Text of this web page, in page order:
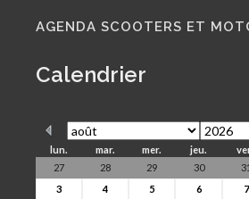
AGENDA SCOOTERS ET
Calendrier
lun. mar. mer. jeu.
27
28 29 30 31
3
4 5 6 7